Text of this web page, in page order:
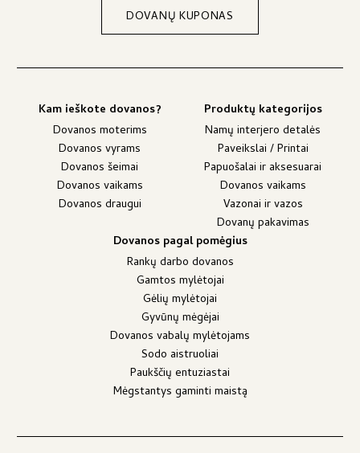
DOVANŲ KUPONAS
Kam ieškote dovanos?
Dovanos moterims
Dovanos vyrams
Dovanos šeimai
Dovanos vaikams
Dovanos draugui
Produktų kategorijos
Namų interjero detalės
Paveikslai / Printai
Papuošalai ir aksesuarai
Dovanos vaikams
Vazonai ir vazos
Dovanų pakavimas
Dovanos pagal pomėgius
Rankų darbo dovanos
Gamtos mylėtojai
Gėlių mylėtojai
Gyvūnų mėgėjai
Dovanos vabalų mylėtojams
Sodo aistruoliai
Paukščių entuziastai
Mėgstantys gaminti maistą